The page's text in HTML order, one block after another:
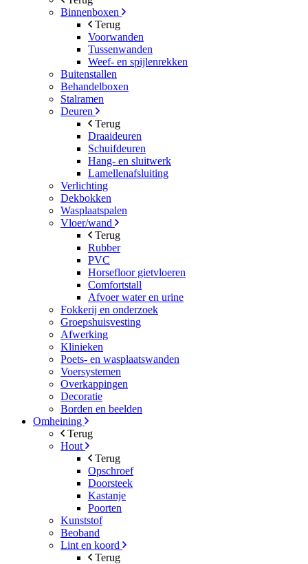
Binnenboxen
Terug
Voorwanden
Tussenwanden
Weef- en spijlenrekken
Buitenstallen
Behandelboxen
Stalramen
Deuren
Terug
Draaideuren
Schuifdeuren
Hang- en sluitwerk
Lamellenafsluiting
Verlichting
Dekbokken
Wasplaatspalen
Vloer/wand
Terug
Rubber
PVC
Horsefloor gietvloeren
Comfortstall
Afvoer water en urine
Fokkerij en onderzoek
Groepshuisvesting
Afwerking
Klinieken
Poets- en wasplaatswanden
Voersystemen
Overkappingen
Decoratie
Borden en beelden
Omheining
Terug
Hout
Terug
Opschroef
Doorsteek
Kastanje
Poorten
Kunststof
Beoband
Lint en koord
Terug